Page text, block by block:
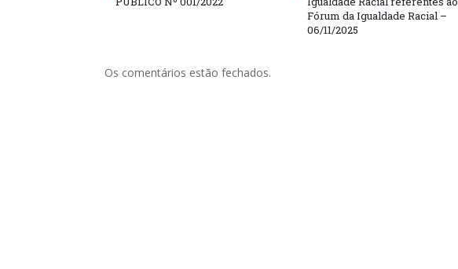
Fórum da Igualdade Racial –
06/11/2025
Os comentários estão fechados.